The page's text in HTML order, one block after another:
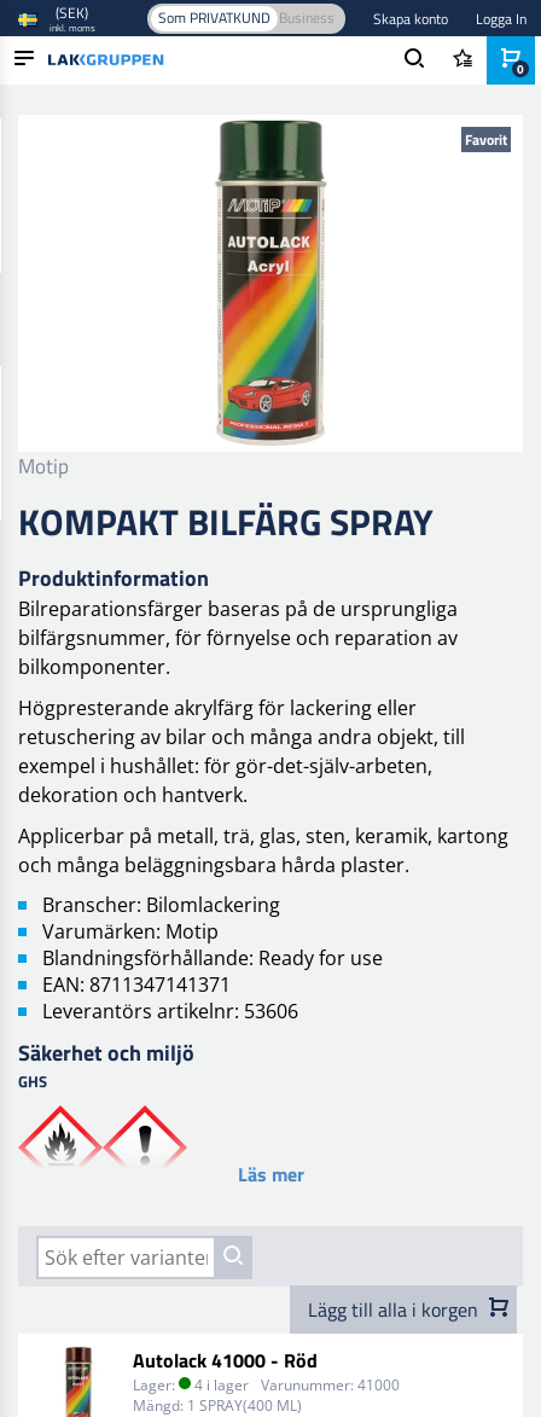
(SEK)
inkl. moms Som PRIVATKUND Business Skapa konto Logga In
Favorit
Motip
KOMPAKT BILFÄRG SPRAY
Produktinformation
Bilreparationsfärger baseras på de ursprungliga
bilfärgsnummer, för förnyelse och reparation av
bilkomponenter.
Högpresterande akrylfärg för lackering eller
retuschering av bilar och många andra objekt, till
exempel i hushållet: för gör-det-själv-arbeten,
dekoration och hantverk.
Applicerbar på metall, trä, glas, sten, keramik, kartong
och många beläggningsbara hårda plaster.
Branscher: Bilomlackering
Varumärken: Motip
Blandningsförhållande: Ready for use
EAN: 8711347141371
Leverantörs artikelnr: 53606
Säkerhet och miljö
GHS
Läs mer
Lägg till alla i korgen
Autolack 41000 - Röd
Lager: 4 i lager Varunummer: 41000
Mängd: 1 SPRAY(400 ML)
0